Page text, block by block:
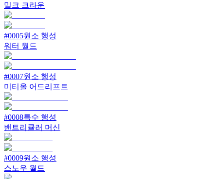
밀크 크라운
#0005원소 행성
워터 월드
#0007원소 행성
미티올 어드리프트
#0008특수 행성
밴트리큘러 머신
#0009원소 행성
스노우 월드